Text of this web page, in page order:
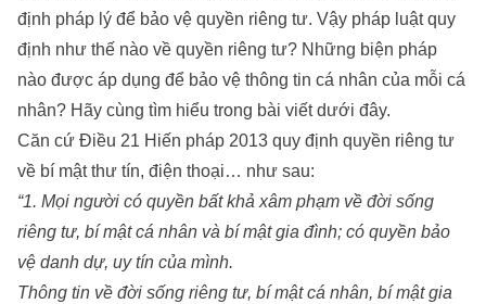
định pháp lý để bảo vệ quyền riêng tư. Vậy pháp luật quy
định như thế nào về quyền riêng tư? Những biện pháp
nào được áp dụng để bảo vệ thông tin cá nhân của mỗi cá
nhân? Hãy cùng tìm hiểu trong bài viết dưới đây.
Căn cứ Điều 21 Hiến pháp 2013 quy định quyền riêng tư
về bí mật thư tín, điện thoại… như sau:
“1. Mọi người có quyền bất khả xâm phạm về đời sống
riêng tư, bí mật cá nhân và bí mật gia đình; có quyền bảo
vệ danh dự, uy tín của mình.
Thông tin về đời sống riêng tư, bí mật cá nhân, bí mật gia